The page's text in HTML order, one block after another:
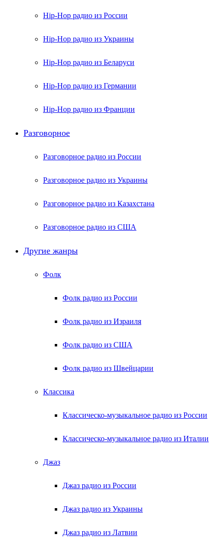
Hip-Hop радио из России
Hip-Hop радио из Украины
Hip-Hop радио из Беларуси
Hip-Hop радио из Германии
Hip-Hop радио из Франции
Разговорное
Разговорное радио из России
Разговорное радио из Украины
Разговорное радио из Казахстана
Разговорное радио из США
Другие жанры
Фолк
Фолк радио из России
Фолк радио из Израиля
Фолк радио из США
Фолк радио из Швейцарии
Классика
Классическо-музыкальное радио из России
Классическо-музыкальное радио из Италии
Джаз
Джаз радио из России
Джаз радио из Украины
Джаз радио из Латвии